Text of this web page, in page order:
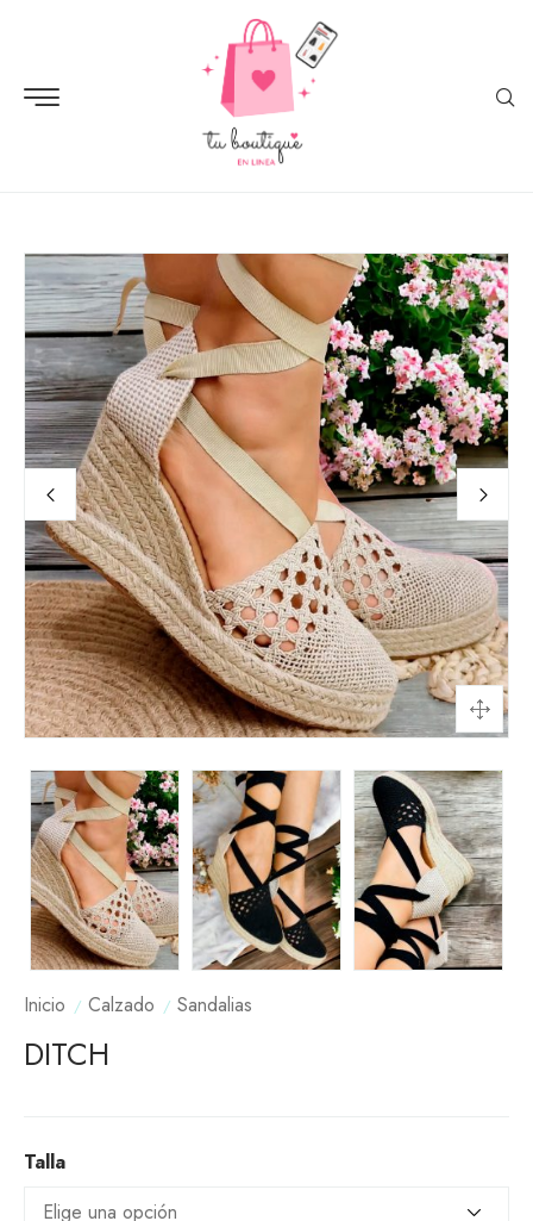
Inicio Calzado Sandalias
DITCH
Talla